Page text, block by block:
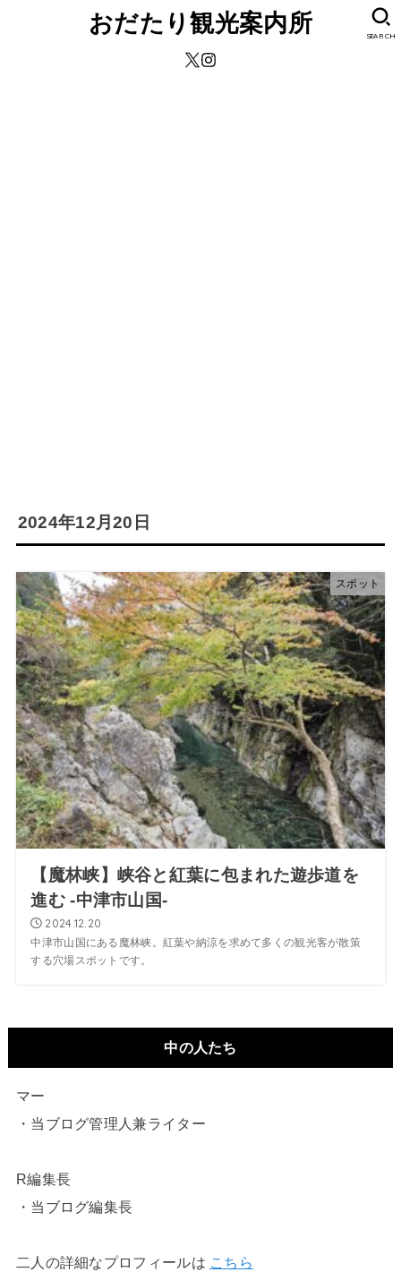
おだたり観光案内所 SEARCH
2024年12月20日
スポット
【魔林峡】峡谷と紅葉に包まれた遊歩道を
進む -中津市山国-
2024.12.20
中津市山国にある魔林峡。紅葉や納涼を求めて多くの観光客が散策
する穴場スポットです。
中の人たち
マー
・当ブログ管理人兼ライター
R編集長
・当ブログ編集長
二人の詳細なプロフィールは こちら